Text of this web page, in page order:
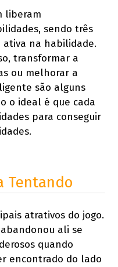
liberam
sendo três
na habilidade.
transformar a
ou melhorar a
são alguns
o ideal é que cada
para conseguir
Tentando
atrativos do jogo.
ali se
quando
encontrado do lado